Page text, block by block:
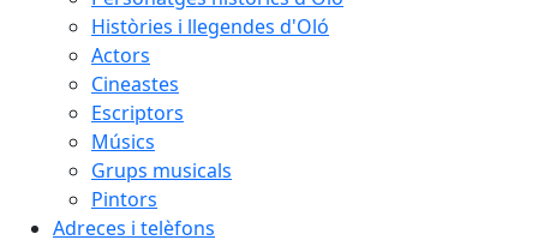
Històries i llegendes d'Oló
Actors
Cineastes
Escriptors
Músics
Grups musicals
Pintors
Adreces i telèfons